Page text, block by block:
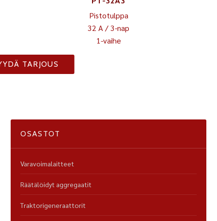
Pistotulppa
32 A / 3-nap
1-vaihe
TARJOUS
OSASTOT
Varavoimalaitteet
Räätälöidyt aggregaatit
Traktorigeneraattorit